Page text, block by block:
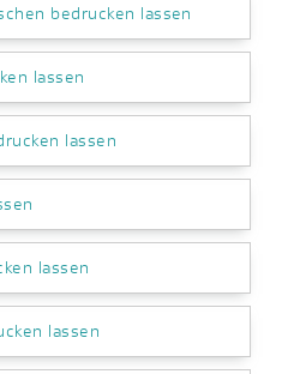
bedrucken lassen
lassen
lassen
lassen
lassen